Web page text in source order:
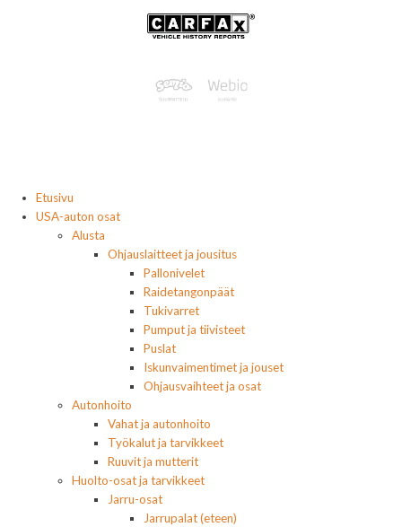
Etusivu
USA-auton osat
Alusta
Ohjauslaitteet ja jousitus
Pallonivelet
Raidetangonpäät
Tukivarret
Pumput ja tiivisteet
Puslat
Iskunvaimentimet ja jouset
Ohjausvaihteet ja osat
Autonhoito
Vahat ja autonhoito
Työkalut ja tarvikkeet
Ruuvit ja mutterit
Huolto-osat ja tarvikkeet
Jarru-osat
Jarrupalat (eteen)